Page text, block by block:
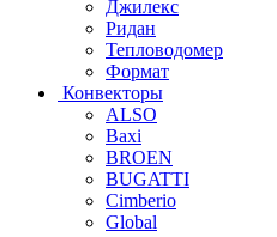
Джилекс
Ридан
Тепловодомер
Формат
Конвекторы
ALSO
Baxi
BROEN
BUGATTI
Cimberio
Global